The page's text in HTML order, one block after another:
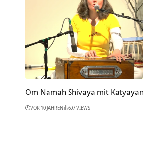
Om Namah Shivaya mit
VOR 10 JAHREN 607 VIEWS